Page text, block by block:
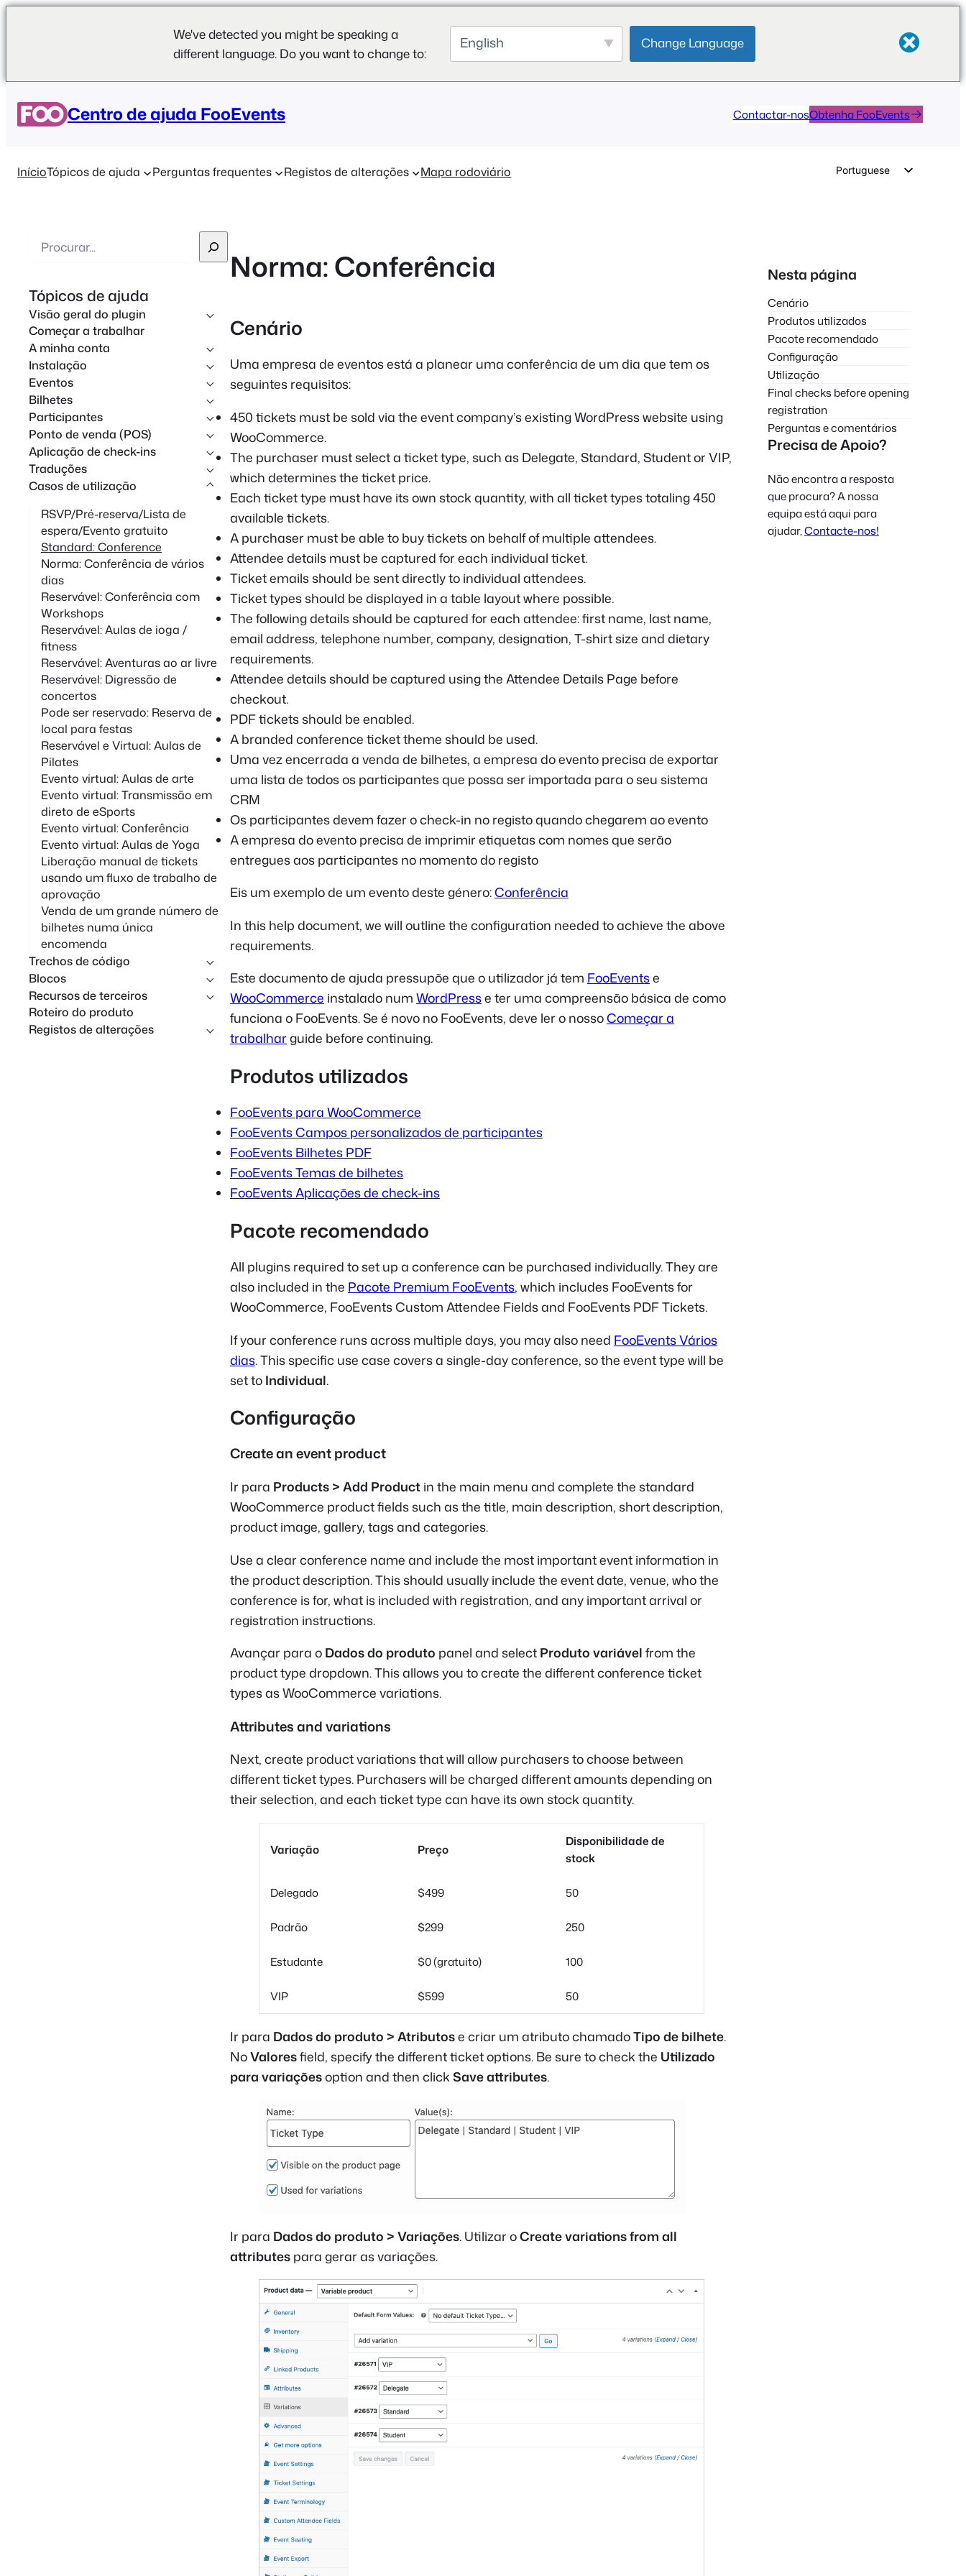
We've detected you might be speaking a
different language. Do you want to change to:
English Change Language
Centro de ajuda FooEvents Contactar-nosObtenha FooEvents
InícioTópicos de ajuda Perguntas frequentes Registos de alterações Mapa rodoviário
Portuguese
Polish
Czech
q
u
s
a
r
Tópicos de ajuda
Visão geral do plugin
Começar a trabalhar
A minha conta
Instalação
Eventos
Bilhetes
Participantes
Ponto de venda (POS)
Aplicação de check-ins
Traduções
Casos de utilização
RSVP/Pré-reserva/Lista de
espera/Evento gratuito
Standard: Conference
Norma: Conferência de vários
dias
Reservável: Conferência com
Workshops
Reservável: Aulas de ioga /
fitness
Reservável: Aventuras ao ar livre
Reservável: Digressão de
concertos
Pode ser reservado: Reserva de
local para festas
Reservável e Virtual: Aulas de
Pilates
Evento virtual: Aulas de arte
Evento virtual: Transmissão em
direto de eSports
Evento virtual: Conferência
Evento virtual: Aulas de Yoga
Liberação manual de tickets
usando um fluxo de trabalho de
aprovação
Venda de um grande número de
bilhetes numa única
encomenda
Trechos de código
Blocos
Recursos de terceiros
Roteiro do produto
Registos de alterações
Norma: Conferência
Cenário
Uma empresa de eventos está a planear uma conferência de um dia que tem os
seguintes requisitos:
450 tickets must be sold via the event company’s existing WordPress website using
WooCommerce.
The purchaser must select a ticket type, such as Delegate, Standard, Student or VIP,
which determines the ticket price.
Each ticket type must have its own stock quantity, with all ticket types totaling 450
available tickets.
A purchaser must be able to buy tickets on behalf of multiple attendees.
Attendee details must be captured for each individual ticket.
Ticket emails should be sent directly to individual attendees.
Ticket types should be displayed in a table layout where possible.
The following details should be captured for each attendee: first name, last name,
email address, telephone number, company, designation, T-shirt size and dietary
requirements.
Attendee details should be captured using the Attendee Details Page before
checkout.
PDF tickets should be enabled.
A branded conference ticket theme should be used.
Uma vez encerrada a venda de bilhetes, a empresa do evento precisa de exportar
uma lista de todos os participantes que possa ser importada para o seu sistema
CRM
Os participantes devem fazer o check-in no registo quando chegarem ao evento
A empresa do evento precisa de imprimir etiquetas com nomes que serão
entregues aos participantes no momento do registo
Eis um exemplo de um evento deste género:Conferência
In this help document, we will outline the configuration needed to achieve the above
requirements.
Este documento de ajuda pressupõe que o utilizador já tem FooEventse
WooCommerce instalado num WordPresse ter uma compreensão básica de como
funciona o FooEvents. Se é novo no FooEvents, deve ler o nossoComeçar a
trabalharguide before continuing.
Produtos utilizados
FooEvents para WooCommerce
FooEvents Campos personalizados de participantes
FooEvents Bilhetes PDF
FooEvents Temas de bilhetes
FooEvents Aplicações de check-ins
Pacote recomendado
All plugins required to set up a conference can be purchased individually. They are
also included in the Pacote Premium FooEvents, which includes FooEvents for
WooCommerce, FooEvents Custom Attendee Fields and FooEvents PDF Tickets.
If your conference runs across multiple days, you may also need FooEvents Vários
dias. This specific use case covers a single-day conference, so the event type will be
set to Individual.
Configuração
Create an event product
Ir para Products > Add Product in the main menu and complete the standard
WooCommerce product fields such as the title, main description, short description,
product image, gallery, tags and categories.
Use a clear conference name and include the most important event information in
the product description. This should usually include the event date, venue, who the
conference is for, what is included with registration, and any important arrival or
registration instructions.
Avançar para o Dados do produto panel and select Produto variável from the
product type dropdown. This allows you to create the different conference ticket
types as WooCommerce variations.
Attributes and variations
Next, create product variations that will allow purchasers to choose between
different ticket types. Purchasers will be charged different amounts depending on
their selection, and each ticket type can have its own stock quantity.
Variação Preço
Disponibilidade de
stock
Delegado $499 50
Padrão $299 250
Estudante $0 (gratuito) 100
VIP $599 50
Ir para Dados do produto > Atributose criar um atributo chamadoTipo de bilhete.
NoValoresfield, specify the different ticket options. Be sure to check the Utilizado
para variaçõesoption and then clickSave attributes.
Ir para Dados do produto > Variações. Utilizar oCreate variations from all
attributes para gerar as variações.
Nesta página
Cenário
Produtos utilizados
Pacote recomendado
Configuração
Utilização
Final checks before opening
registration
Perguntas e comentários
Precisa de Apoio?
Não encontra a resposta
que procura? A nossa
equipa está aqui para
ajudar,Contacte-nos!